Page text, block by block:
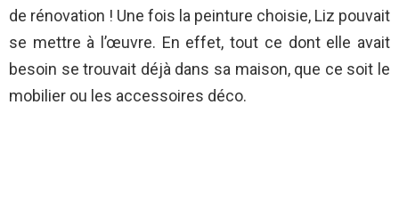
de rénovation ! Une fois la peinture choisie, Liz pouvait
se mettre à l’œuvre. En effet, tout ce dont elle avait
besoin se trouvait déjà dans sa maison, que ce soit le
mobilier ou les accessoires déco.